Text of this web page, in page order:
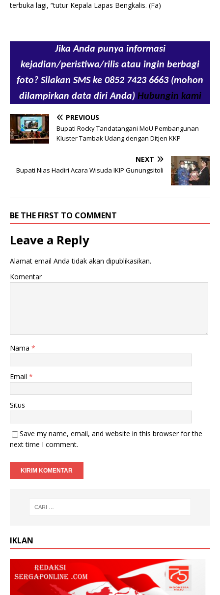
terbuka lagi, “tutur Kepala Lapas Bengkalis. (Fa)
Jika Anda punya informasi
kejadian/peristiwa/rilis atau ingin berbagi
foto? Silakan SMS ke 0852 7423 6663 (mohon
dilampirkan data diri Anda) Hubungin kami
PREVIOUS
Bupati Rocky Tandatangani MoU Pembangunan
Kluster Tambak Udang dengan Ditjen KKP
NEXT
Bupati Nias Hadiri Acara Wisuda IKIP Gunungsitoli
BE THE FIRST TO COMMENT
Leave a Reply
Alamat email Anda tidak akan dipublikasikan.
Komentar
Nama *
Email *
Situs
Save my name, email, and website in this browser for the
next time I comment.
IKLAN